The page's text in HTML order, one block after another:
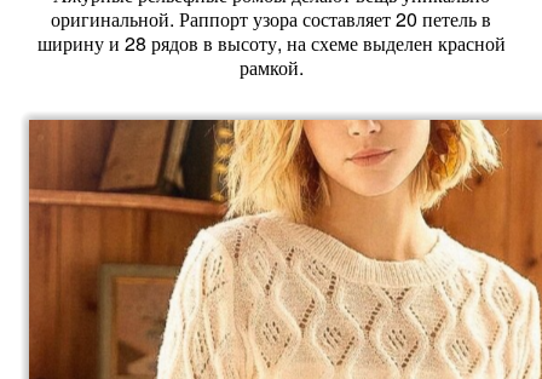
оригинальной. Раппорт узора составляет 20 петель в
ширину и 28 рядов в высоту, на схеме выделен красной
рамкой.